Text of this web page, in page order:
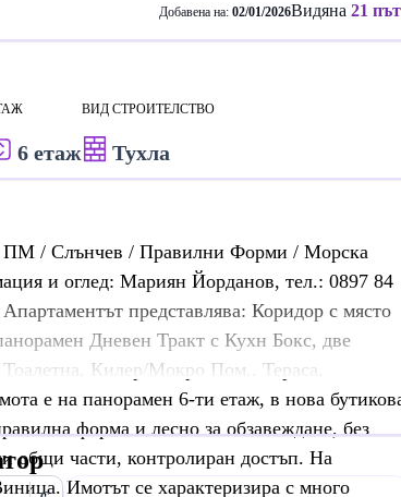
Добавена на: 02/01/2026Видяна 21
6 етаж
ВИД СТРОИТЕЛСТВО
Тухла
/ Слънчев / Правилни Форми / Морска
и оглед: Мариян Йорданов, тел.: 0897 84
представлява: Коридор с място
Дневен Тракт с Кухн Бокс, две
Килер/Мокро Пом., Тераса,
е на панорамен 6-ти етаж, в нова
форма и лесно за обзавеждане, без
общи части, контролиран достъп. На
Имотът се характеризира с много